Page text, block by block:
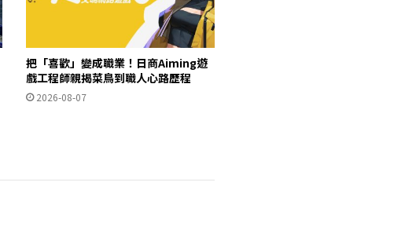
把「喜歡」變成職業！日商Aiming遊
戲工程師親揭菜鳥到職人心路歷程
2026-08-07